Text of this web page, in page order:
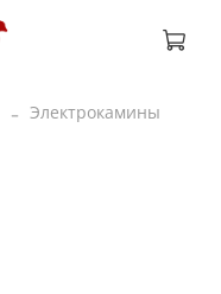
Электрокамины